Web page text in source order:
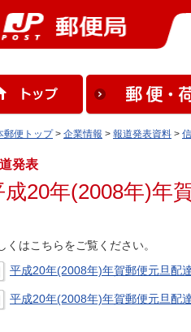
郵便トップ> 企業情報 > 報道発表資料 >
発表
成20年(2008年)年
くはこちらをご覧ください。
平成20年(2008年)年賀郵便元旦配
平成20年(2008年)年賀郵便元旦配